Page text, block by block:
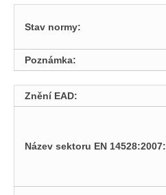
Stav normy:
Poznámka:
Znění EAD:
Název sektoru EN 14528:2007: